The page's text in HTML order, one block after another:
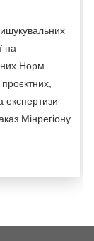
на
Норм
експертизи
Мінрегіону